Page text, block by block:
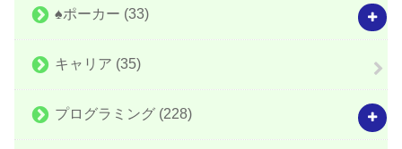
♠️ポーカー (33)
キャリア (35)
プログラミング (228)